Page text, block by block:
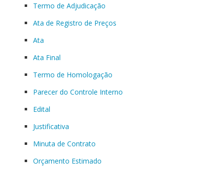
Termo de Adjudicação
Ata de Registro de Preços
Ata
Ata Final
Termo de Homologação
Parecer do Controle Interno
Edital
Justificativa
Minuta de Contrato
Orçamento Estimado